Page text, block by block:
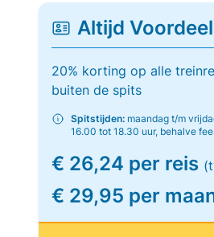
Altijd Voordeel
20% korting op alle
buiten de spits
Spitstijden: maandag t/m
16.00 tot 18.30 uur, behalve
€ 26,24 per reis
€ 29,95 per